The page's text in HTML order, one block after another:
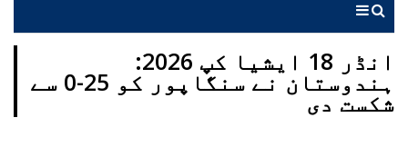
انڈر 18 ایشیا کپ 2026:
ہندوستان نے سنگاپور کو 25-0 سے
شکست دی